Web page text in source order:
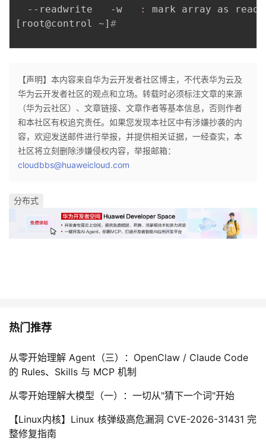
  --readwrite   -w
:
[ root@control ~] #
【声明】本内容来自华为云开发者社区博主，不代表华为云及
华为云开发者社区的观点和立场。转载时必须标注文章的来源
（华为云社区）、文章链接、文章作者等基本信息，否则作者
和本社区有权追究责任。如果您发现本社区中有涉嫌抄袭的内
容，欢迎发送邮件进行举报，并提供相关证据，一经查实，本
社区将立刻删除涉嫌侵权内容，举报邮箱：
cloudbbs@huaweicloud.com
分布式
热门推荐
从零开始理解 Agent（三）：OpenClaw / Claude Code
的 Rules、Skills 与 MCP 机制
从零开始理解大模型（一）：一切从"猜下一个词"开始
【Linux内核】Linux 核弹级高危漏洞 CVE-2026-31431 完
整修复指南